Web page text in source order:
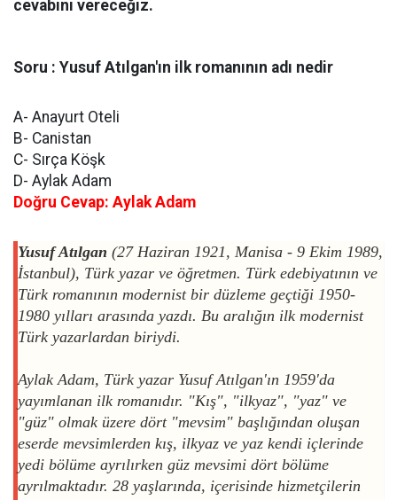
cevabını vereceğiz.
Soru : Yusuf Atılgan'ın ilk romanının adı nedir
A- Anayurt Oteli
B- Canistan
C- Sırça Köşk
D- Aylak Adam
Doğru Cevap: Aylak Adam
Yusuf Atılgan (27 Haziran 1921, Manisa - 9 Ekim 1989,
İstanbul), Türk yazar ve öğretmen. Türk edebiyatının ve
Türk romanının modernist bir düzleme geçtiği 1950-
1980 yılları arasında yazdı. Bu aralığın ilk modernist
Türk yazarlardan biriydi.
Aylak Adam, Türk yazar Yusuf Atılgan'ın 1959'da
yayımlanan ilk romanıdır. "Kış", "ilkyaz", "yaz" ve
"güz" olmak üzere dört "mevsim" başlığından oluşan
eserde mevsimlerden kış, ilkyaz ve yaz kendi içlerinde
yedi bölüme ayrılırken güz mevsimi dört bölüme
ayrılmaktadır. 28 yaşlarında, içerisinde hizmetçilerin